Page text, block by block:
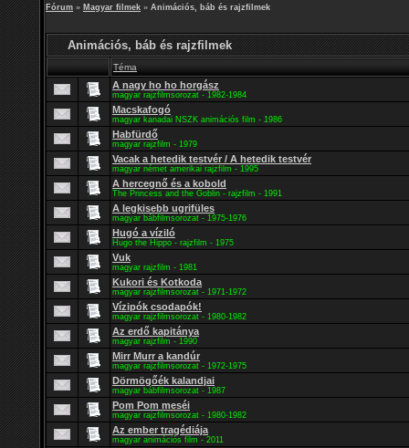
Fórum » Magyar filmek » Animációs, báb és rajzfilmek
Animációs, báb és rajzfilmek
Téma
A nagy ho ho horgász
magyar rajzfilmsorozat - 1982-1984
Macskafogó
magyar kanadai NSZK animációs film - 1986
Habfürdő
magyar rajzfilm - 1979
Vacak a hetedik testvér / A hetedik testvér
magyar német amerikai rajzfilm - 1995
A hercegnő és a kobold
The Princess and the Goblin - rajzfilm - 1991
A legkisebb ugrifüles
magyar bábfilmsorozat - 1975-1976
Hugó a víziló
Hugo the Hippo - rajzfilm - 1975
Vuk
magyar rajzfilm - 1981
Kukori és Kotkoda
magyar rajzfilmsorozat - 1971-1972
Vízipók csodapók!
magyar rajzfilmsorozat - 1980-1982
Az erdő kapitánya
magyar rajzfilm - 1990
Mirr Murr a kandúr
magyar rajzfilmsorozat - 1972-1975
Dörmögőék kalandjai
magyar bábfilmsorozat - 1987
Pom Pom meséi
magyar rajzfilmsorozat - 1980-1982
Az ember tragédiája
magyar animációs film - 2011